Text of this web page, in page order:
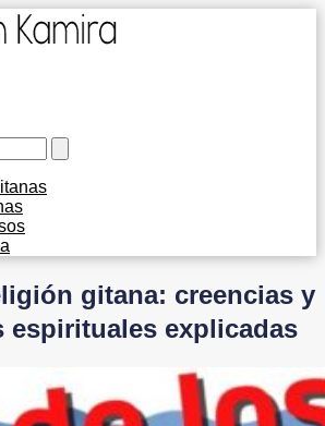
gitana: creencias y
espirituales explicadas